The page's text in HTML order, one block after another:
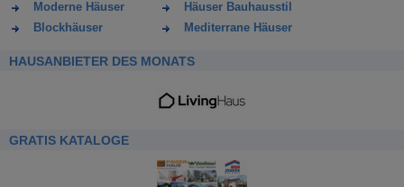
Moderne Häuser
Häuser Bauhausstil
Blockhäuser
Mediterrane Häuser
HAUSANBIETER DES MONATS
GRATIS KATALOGE